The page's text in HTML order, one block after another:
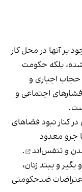
بر آنها در محل کار
بلکه حکومت
اجباری و
اجتماعی و
کنار نبود فضاهای
جزو معدود
و تنفس‌اند
.
و ببند زنان،
ضدحکومتی